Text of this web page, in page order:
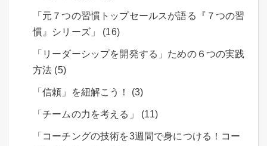
「元７つの習慣トップセールスが語る『７つの習
慣』シリーズ」 (16)
「リーダーシップを開発する」ための６つの実践
方法 (5)
「信頼」を紐解こう！ (3)
「チームの力を考える」 (11)
「コーチングの技術を3週間で身につける！コー